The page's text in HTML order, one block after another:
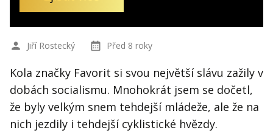
Jiří Rostecký Před 8 roky
Kola značky Favorit si svou největší slávu zažily v
dobách socialismu. Mnohokrát jsem se dočetl,
že byly velkým snem tehdejší mládeže, ale že na
nich jezdily i tehdejší cyklistické hvězdy.